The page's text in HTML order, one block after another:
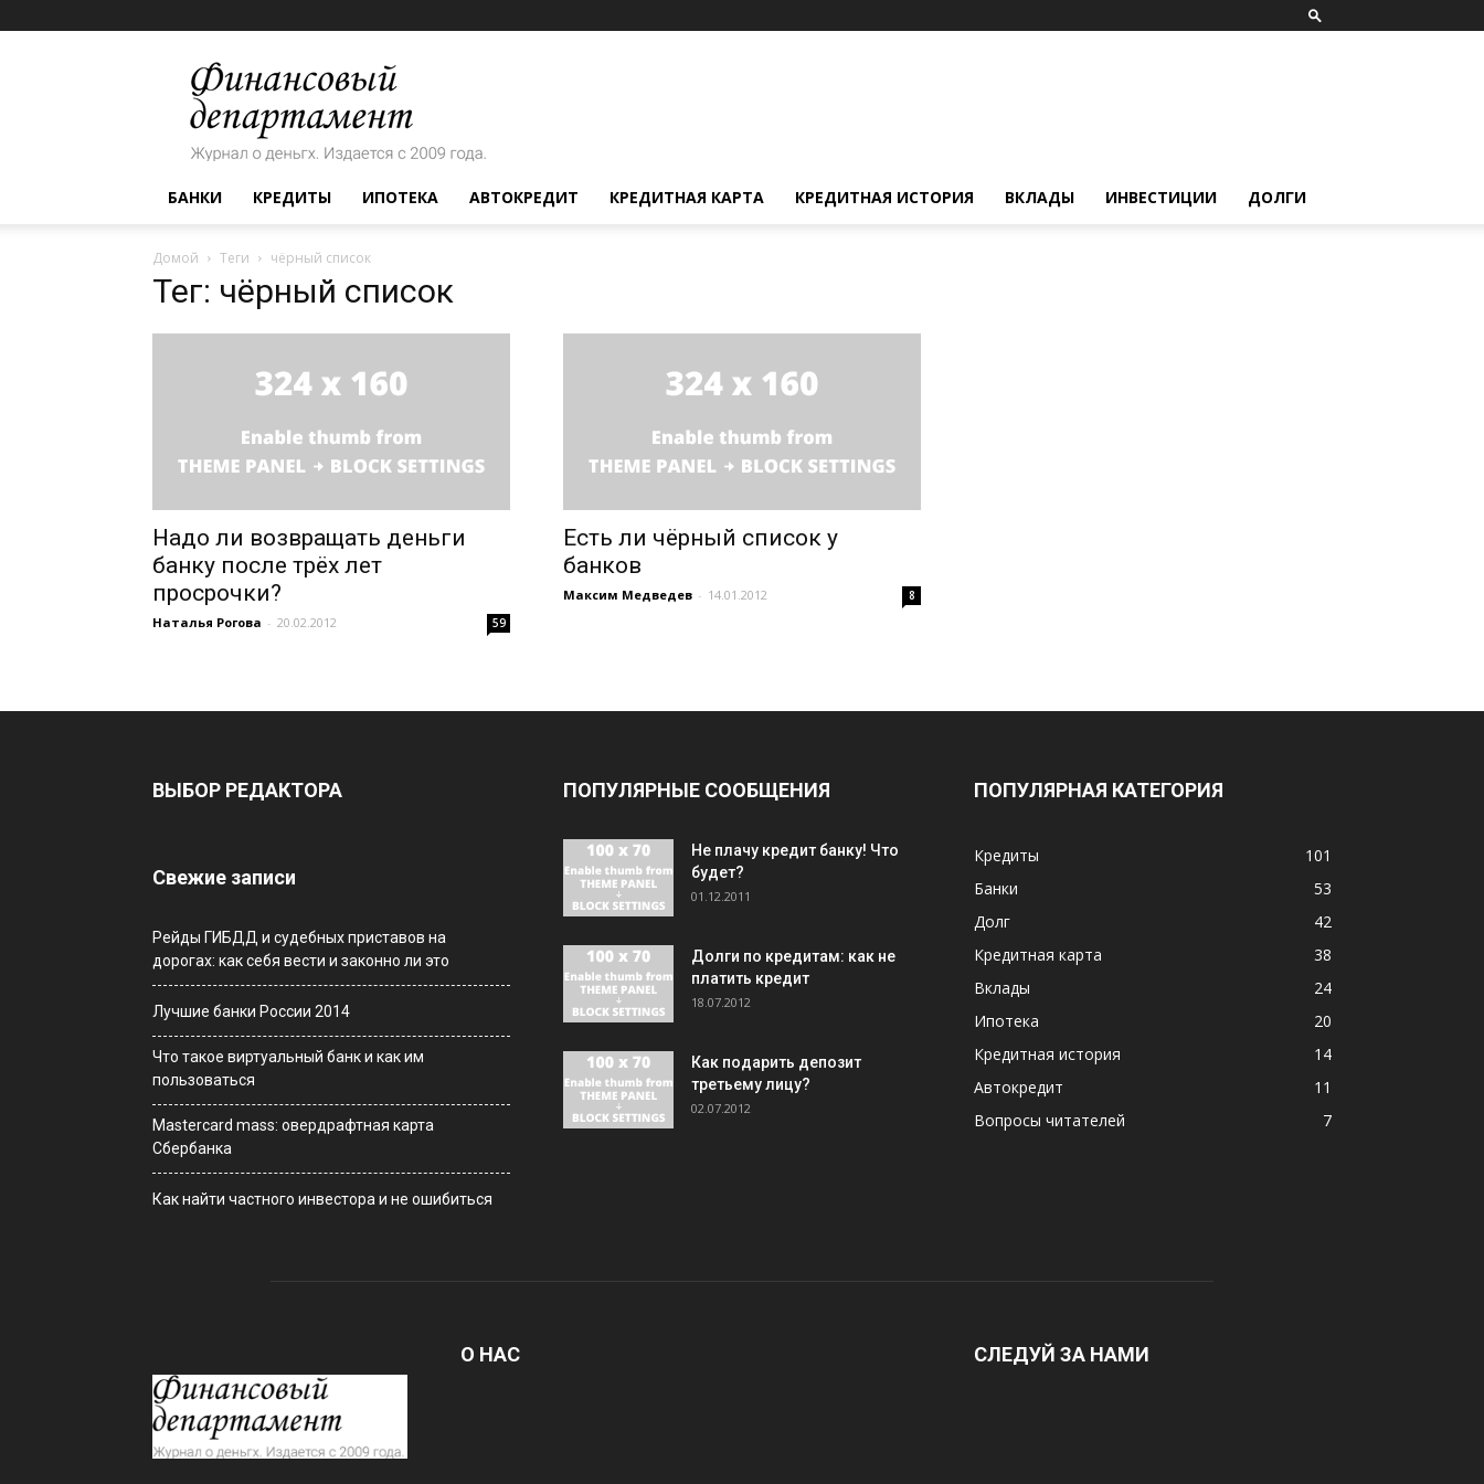
Финансовый
департамент
БАНКИ КРЕДИТЫ ИПОТЕКА АВТОКРЕДИТ КРЕДИТНАЯ КАРТА КРЕДИТНАЯ ИСТОРИЯ ВКЛАДЫ ИНВЕСТИЦИИ ДОЛГИ
Домой Теги чёрный список
Тег: чёрный список
Надо ли возвращать деньги
банку после трёх лет
просрочки?
Наталья Рогова - 20.02.2012 59
Есть ли чёрный список у
банков
Максим Медведев - 14.01.2012 8
ВЫБОР РЕДАКТОРА
Свежие записи
Рейды ГИБДД и судебных приставов на
дорогах: как себя вести и законно ли это
Лучшие банки России 2014
Что такое виртуальный банк и как им
пользоваться
Мastercard mass: овердрафтная карта
Сбербанка
Как найти частного инвестора и не ошибиться
ПОПУЛЯРНЫЕ СООБЩЕНИЯ
Не плачу кредит банку! Что
будет?
01.12.2011
Долги по кредитам: как не
платить кредит
18.07.2012
Как подарить депозит
третьему лицу?
02.07.2012
ПОПУЛЯРНАЯ КАТЕГОРИЯ
Кредиты
101
Банки
53
Долг
42
Кредитная карта
38
Вклады
24
Ипотека
20
Кредитная история
14
Автокредит
11
Вопросы читателей
7
О НАС СЛЕДУЙ ЗА НАМИ